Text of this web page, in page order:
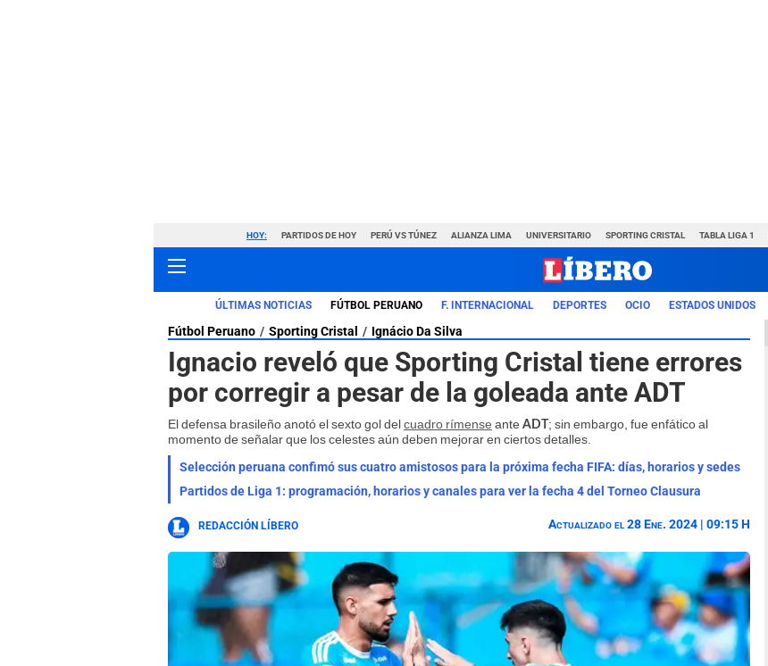
HOY: PARTIDOS DE HOY PERÚ VS TÚNEZ ALIANZA LIMA UNIVERSITARIO SPORTING CRISTAL TABLA LIGA 1
ÚLTIMAS NOTICIAS FÚTBOL PERUANO F. INTERNACIONAL DEPORTES OCIO ESTADOS UNIDOS
Fútbol Peruano Sporting Cristal Ignácio Da Silva
Ignacio reveló que Sporting Cristal tiene errores
por corregir a pesar de la goleada ante ADT
El defensa brasileño anotó el sexto gol delcuadro rímense ante ADT ; sin embargo, fue enfático al
momento de señalar que los celestes aún deben mejorar en ciertos detalles.
Selección peruana confimó sus cuatro amistosos para la próxima fecha FIFA: días, horarios y sedes
Partidos de Liga 1: programación, horarios y canales para ver la fecha 4 del Torneo Clausura
REDACCIÓN LÍBERO Actualizado el 28 Ene. 2024 | 09:15 H